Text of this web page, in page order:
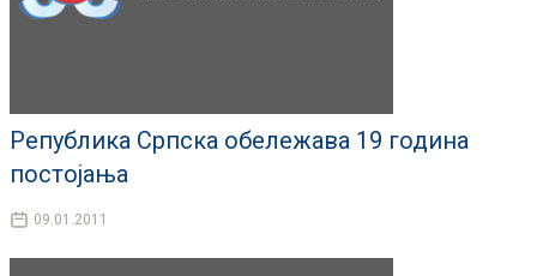
Република Српска обележава 19 година
постојања
09.01.2011